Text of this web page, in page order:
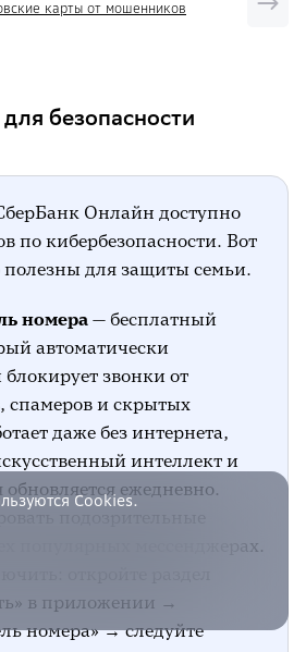
карты от мошенников
безопасности
Онлайн доступно
по кибербезопасности. Вот
полезны для защиты семьи.
номера — бесплатный
автоматически
блокирует звонки от
и скрытых
даже без интернета,
интеллект и
обновляется ежедневно.
подозрительные
популярных мессенджерах.
откройте раздел
в приложении →
номера» → следуйте
Cookies.